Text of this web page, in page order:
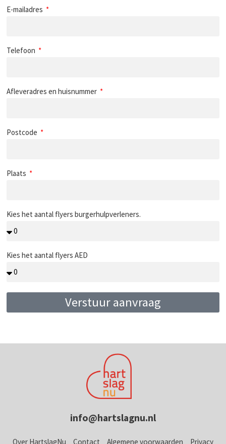
E-mailadres
Telefoon
Afleveradres en huisnummer
Postcode
Plaats
Kies het aantal flyers burgerhulpverleners.
Kies het aantal flyers AED
Verstuur aanvraag
info@hartslagnu.nl
Over HartslagNu Contact Algemene voorwaarden Privacy